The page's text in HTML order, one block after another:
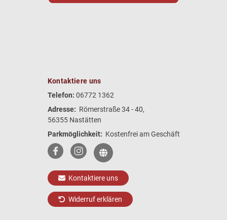
Kontaktiere uns
Telefon: 06772 1362
Adresse: Römerstraße 34 - 40,
56355 Nastätten
Parkmöglichkeit: Kostenfrei am Geschäft
Kontaktiere uns
Widerruf erklären